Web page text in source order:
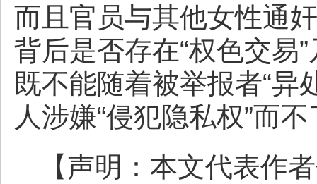
而且官员与其他女性通
背后是否存在“权色交易
既不能随着被举报者“异
人涉嫌“侵犯隐私权”而
【声明：本文代表作